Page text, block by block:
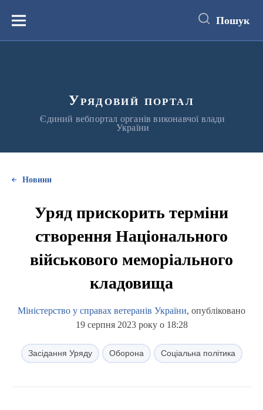
вмістуМеню Пошук
Урядовий портал
Єдиний вебпортал органів виконавчої влади
України
Новини
Уряд прискорить терміни
створення Національного
військового меморіального
кладовища
Міністерство у справах ветеранів України, опубліковано
19 серпня 2023 року о 18:28
Засідання Уряду Оборона Соціальна політика